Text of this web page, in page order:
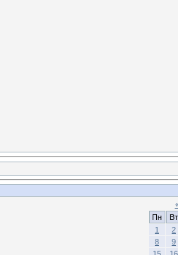
Пн
Вт
1
2
8
9